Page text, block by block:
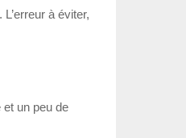
à éviter,
et un peu de